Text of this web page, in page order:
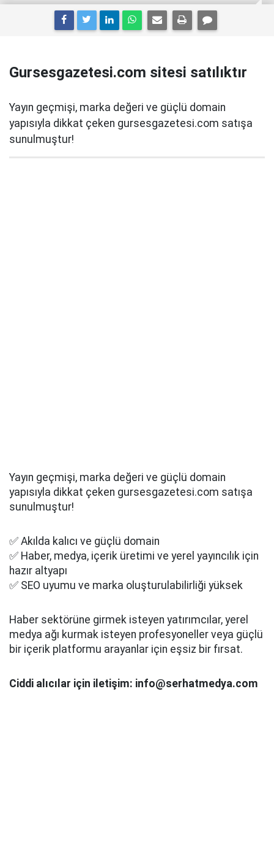
Gursesgazetesi.com sitesi satılıktır
Yayın geçmişi, marka değeri ve güçlü domain
yapısıyla dikkat çeken gursesgazetesi.com satışa
sunulmuştur!
Yayın geçmişi, marka değeri ve güçlü domain
yapısıyla dikkat çeken gursesgazetesi.com satışa
sunulmuştur!
✅ Akılda kalıcı ve güçlü domain
✅ Haber, medya, içerik üretimi ve yerel yayıncılık için
hazır altyapı
✅ SEO uyumu ve marka oluşturulabilirliği yüksek
Haber sektörüne girmek isteyen yatırımcılar, yerel
medya ağı kurmak isteyen profesyoneller veya güçlü
bir içerik platformu arayanlar için eşsiz bir fırsat.
Ciddi alıcılar için iletişim: info@serhatmedya.com